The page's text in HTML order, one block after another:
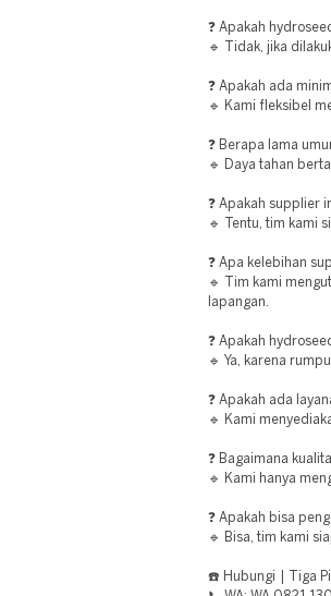
❓ Apakah
🔹 Tidak, jika
❓ Apakah ada
🔹 Kami fleksibel
❓ Berapa lama
🔹 Daya tahan
❓ Apakah supplier
🔹 Tentu, tim kami
❓ Apa kelebihan
🔹 Tim kami
lapangan.
❓ Apakah
🔹 Ya, karena
❓ Apakah ada
🔹 Kami
❓ Bagaimana
🔹 Kami hanya
❓ Apakah bisa
🔹 Bisa, tim kami
☎️ Hubungi | Tiga